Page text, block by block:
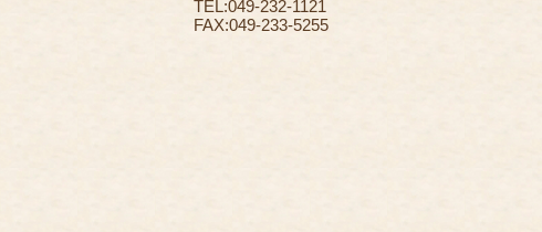
TEL:049-232-1121
FAX:049-233-5255